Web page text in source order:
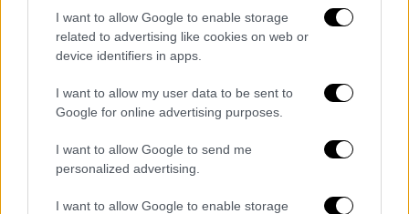
I want to allow Google to enable storage
related to advertising like cookies on web or
device identifiers in apps.
I want to allow my user data to be sent to
Google for online advertising purposes.
I want to allow Google to send me
personalized advertising.
I want to allow Google to enable storage
“The whole of Europe has five
winter break.”
[via
@footballdaily]pic.twitter.com/uEOE
oTKlio